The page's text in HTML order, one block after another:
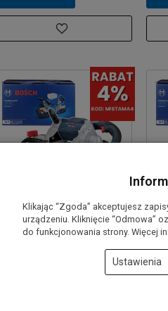
Pilarka taśmowa
akumulatorowa GCB 18V-127
Klikając “Zgoda” akceptujesz
urządzeniu. Kliknięcie “Odmowa”
do funkcjonowania strony. Więcej
Ustawienia